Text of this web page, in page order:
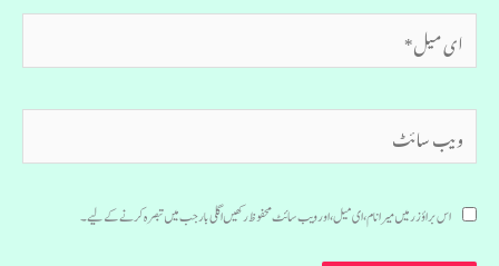
میل*
سائٹ
اس براؤزر میں میرا نام، ای میل، اور ویب سائٹ محفوظ رکھیں اگلی بار جب میں تبصرہ کرنے کےلیے۔